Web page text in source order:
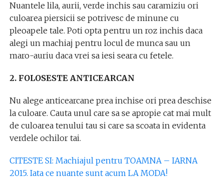
Nuantele lila, aurii, verde inchis sau caramiziu ori
culoarea piersicii se potrivesc de minune cu
pleoapele tale. Poti opta pentru un roz inchis daca
alegi un machiaj pentru locul de munca sau un
maro-auriu daca vrei sa iesi seara cu fetele.
2. FOLOSESTE ANTICEARCAN
Nu alege anticearcane prea inchise ori prea deschise
la culoare. Cauta unul care sa se apropie cat mai mult
de culoarea tenului tau si care sa scoata in evidenta
verdele ochilor tai.
CITESTE SI: Machiajul pentru TOAMNA – IARNA
2015. Iata ce nuante sunt acum LA MODA!